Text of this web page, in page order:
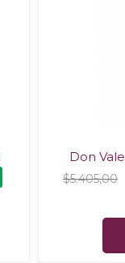
Don
$5.405,00